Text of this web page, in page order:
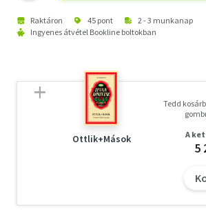
Raktáron 45 pont
2 - 3 munkanap
Ingyenes átvétel Bookline boltokban
Ottlik+Mások
Tedd
A
5